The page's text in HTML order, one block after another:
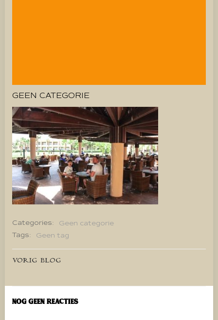
GEEN CATEGORIE
Categories:
Geen categorie
Tags:
Geen tag
Bericht
navigatie
VORIG BLOG
Nog geen reacties